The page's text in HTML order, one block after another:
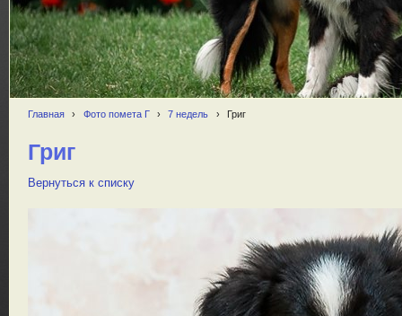
Главная › Фото помета Г › 7 недель › Григ
Григ
Вернуться к списку